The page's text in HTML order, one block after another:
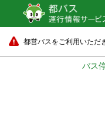
都営バスをご利用いただ
バス